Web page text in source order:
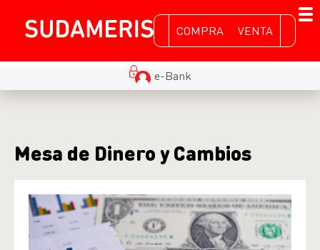
COMPRA VENTA
e-Bank
Mesa de Dinero y Cambios